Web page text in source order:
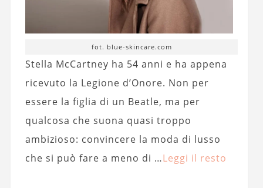
fot. blue-skincare.com
Stella McCartney ha 54 anni e ha appena
ricevuto la Legione d’Onore. Non per
essere la figlia di un Beatle, ma per
qualcosa che suona quasi troppo
ambizioso: convincere la moda di lusso
che si può fare a meno di …Leggi il resto